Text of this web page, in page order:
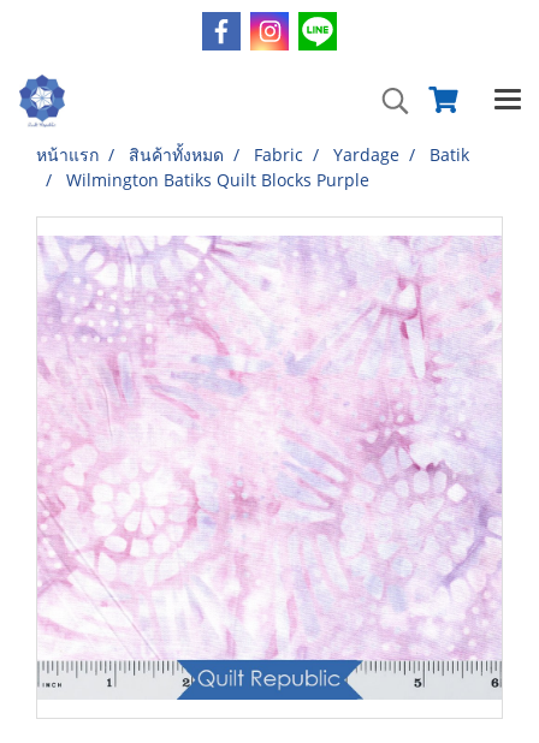
หน้าแรก สินค้าทั้งหมด Fabric Yardage
Batik
Wilmington Batiks Quilt Blocks Purple